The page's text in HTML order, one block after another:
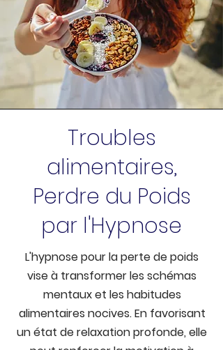
Troubles
alimentaires,
Perdre du Poids
par l'Hypnose
L'hypnose pour la perte de poids
vise à transformer les schémas
mentaux et les habitudes
alimentaires nocives. En favorisant
un état de relaxation profonde, elle